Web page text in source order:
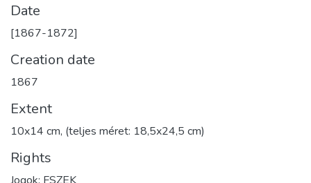
Date
[1867-1872]
Creation date
1867
Extent
10x14 cm, (teljes méret: 18,5x24,5 cm)
Rights